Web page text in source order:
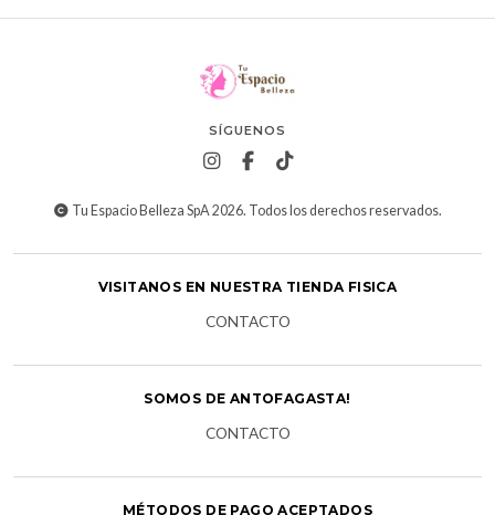
SÍGUENOS
Tu Espacio Belleza SpA 2026. Todos los derechos reservados.
VISITANOS EN NUESTRA TIENDA FISICA
CONTACTO
SOMOS DE ANTOFAGASTA!
CONTACTO
MÉTODOS DE PAGO ACEPTADOS